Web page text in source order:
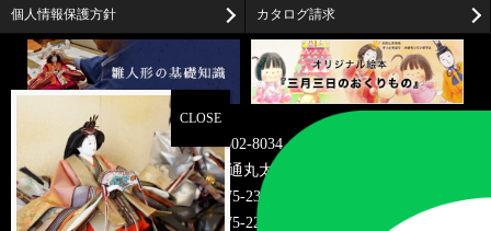
個人情報保護方針 カタログ請求
〒602-8034
京都市上京区油小路通丸太町上る米屋町273-2
TEL075-231-7466
FAX075-221-0583